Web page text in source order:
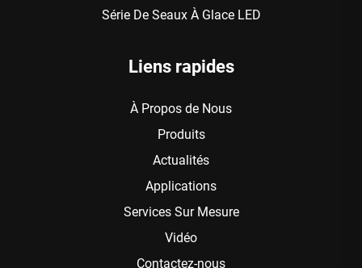
Série De Seaux À Glace LED
Liens rapides
À Propos de Nous
Produits
Actualités
Applications
Services Sur Mesure
Vidéo
Contactez-nous